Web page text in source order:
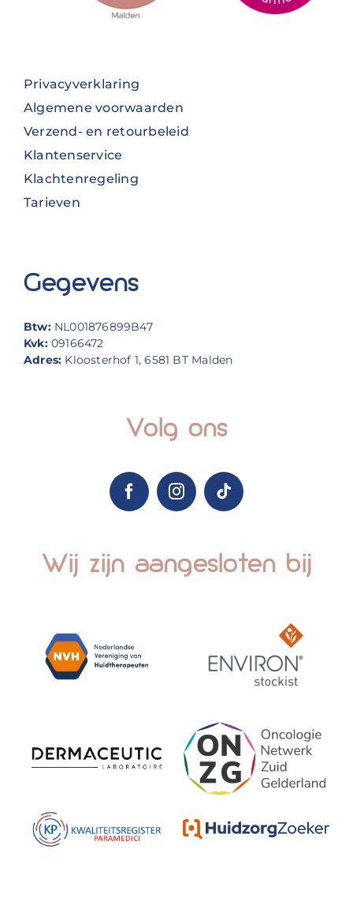
Privacyverklaring
Algemene voorwaarden
Verzend- en retourbeleid
Klantenservice
Klachtenregeling
Tarieven
Gegevens
Btw: NL001876899B47
Kvk:09166472
Adres: Kloosterhof 1, 6581 BT Malden
Volg ons
Wij zijn aangesloten bij